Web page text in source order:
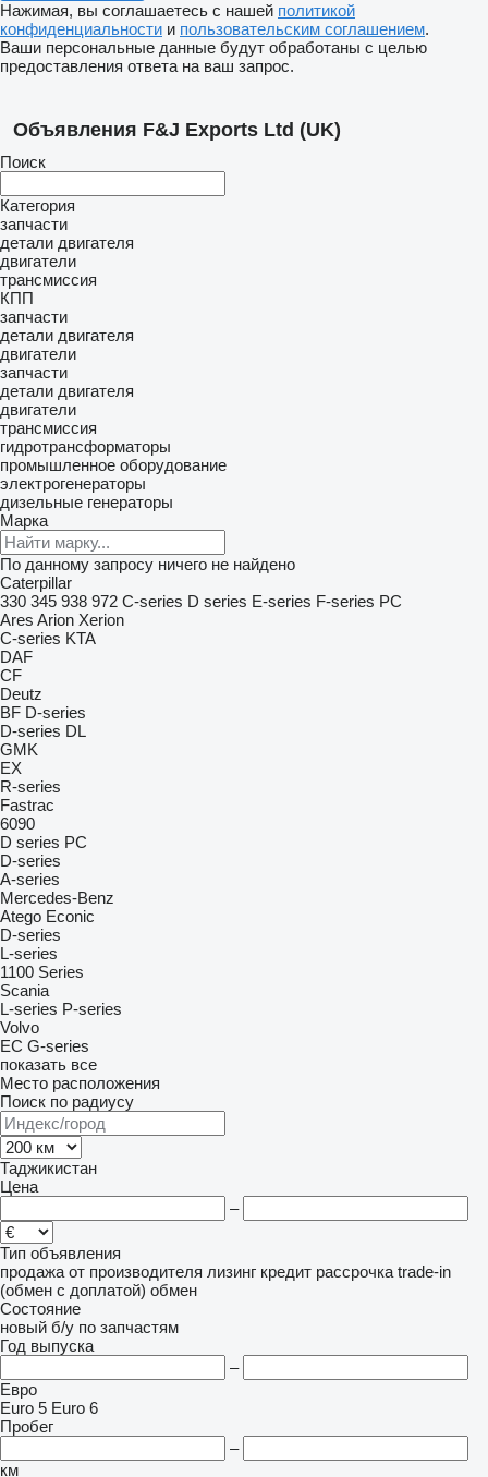
Нажимая, вы соглашаетесь с нашей политикой
конфиденциальности и пользовательским соглашением.
Ваши персональные данные будут обработаны с целью
предоставления ответа на ваш запрос.
Объявления F&J Exports Ltd (UK)
Поиск
Категория
запчасти
детали двигателя
двигатели
трансмиссия
КПП
запчасти
детали двигателя
двигатели
запчасти
детали двигателя
двигатели
трансмиссия
гидротрансформаторы
промышленное оборудование
электрогенераторы
дизельные генераторы
Марка
По данному запросу ничего не найдено
Caterpillar
330 345 938 972 C-series D series E-series F-series PC
Ares Arion Xerion
C-series KTA
DAF
CF
Deutz
BF D-series
D-series DL
GMK
EX
R-series
Fastrac
6090
D series PC
D-series
A-series
Mercedes-Benz
Atego Econic
D-series
L-series
1100 Series
Scania
L-series P-series
Volvo
EC G-series
показать все
Место расположения
Поиск по радиусу
Таджикистан
Цена
–
Тип объявления
продажа от производителя лизинг кредит рассрочка trade-in
(обмен с доплатой) обмен
Состояние
новый б/у по запчастям
Год выпуска
–
Евро
Euro 5 Euro 6
Пробег
–
км